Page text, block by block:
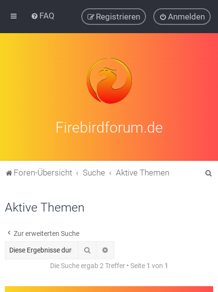
FAQ Anmelden
Registrieren
Firebirdforum.de
Foren-Übersicht Suche Aktive Themen
Aktive Themen
Zur erweiterten Suche
Suche
Die Suche ergab 2 Treffer • Seite 1 von 1